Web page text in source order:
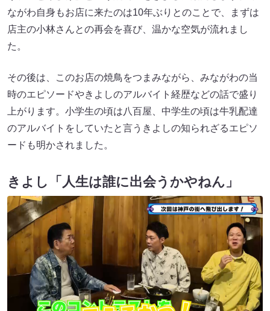
ながわ自身もお店に来たのは10年ぶりとのことで、まずは
店主の小林さんとの再会を喜び、温かな空気が流れまし
た。
その後は、このお店の焼鳥をつまみながら、みながわの当
時のエピソードやきよしのアルバイト経歴などの話で盛り
上がります。小学生の頃は八百屋、中学生の頃は牛乳配達
のアルバイトをしていたと言うきよしの知られざるエピソ
ードも明かされました。
きよし「人生は誰に出会うかやねん」